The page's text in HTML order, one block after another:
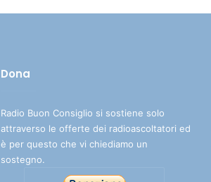
Dona
Radio Buon Consiglio si sostiene solo
attraverso le offerte dei radioascoltatori ed
è per questo che vi chiediamo un
sostegno.